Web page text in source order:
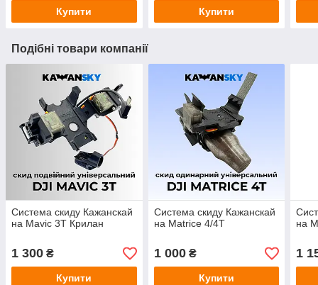
Купити Купити
Подібні товари компанії
Система скиду Кажанскай
на Mavic 3T Крилан
1 300 ₴
Купити
Система скиду Кажанскай
на Matrice 4/4T
1 000₴
Купити
на
1